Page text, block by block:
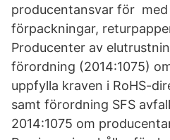
producentansvar för
förpackningar,
Producenter av
förordning (2014:1075)
uppfylla kraven i RoHS-
samt förordning SFS
2014:1075 om